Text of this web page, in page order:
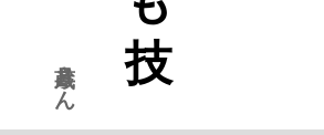
具蔵さん